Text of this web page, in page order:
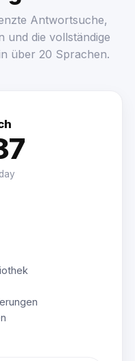
Antwortsuche,
und die vollständige
über 20 Sprachen.